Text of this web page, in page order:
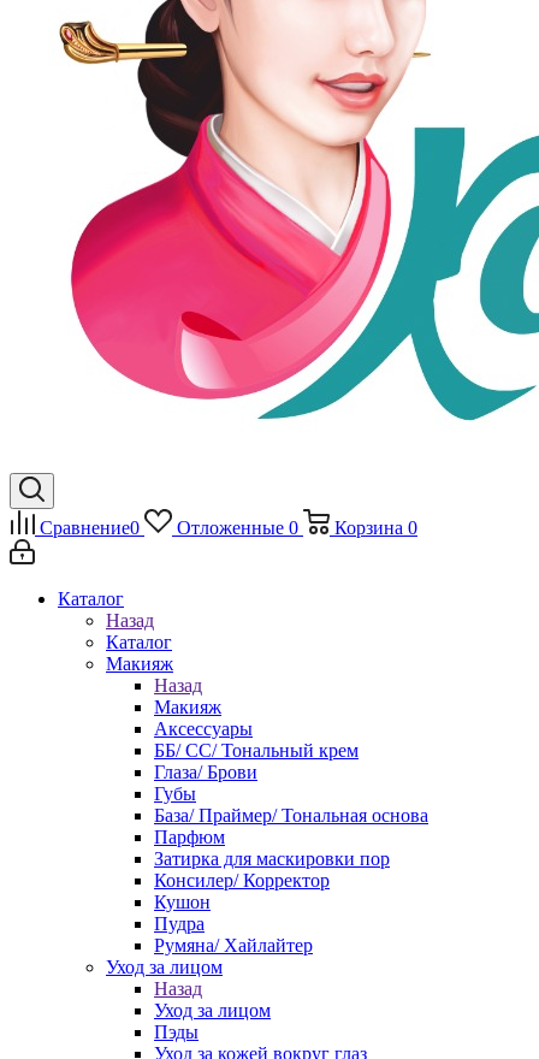
Сравнение0 Отложенные 0 Корзина 0
Каталог
Назад
Каталог
Макияж
Назад
Макияж
Аксессуары
ББ/ СС/ Тональный крем
Глаза/ Брови
Губы
База/ Праймер/ Тональная основа
Парфюм
Затирка для маскировки пор
Консилер/ Корректор
Кушон
Пудра
Румяна/ Хайлайтер
Уход за лицом
Назад
Уход за лицом
Пэды
Уход за кожей вокруг глаз